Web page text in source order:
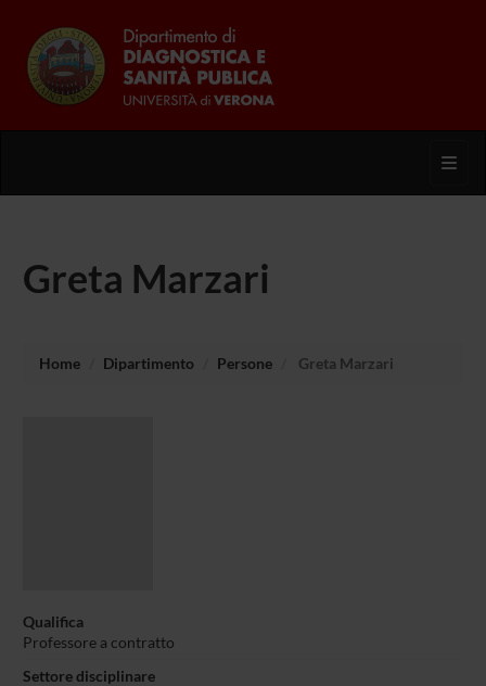
Greta Marzari
Home Dipartimento Persone Greta Marzari
Qualifica
Professore a contratto
Settore disciplinare